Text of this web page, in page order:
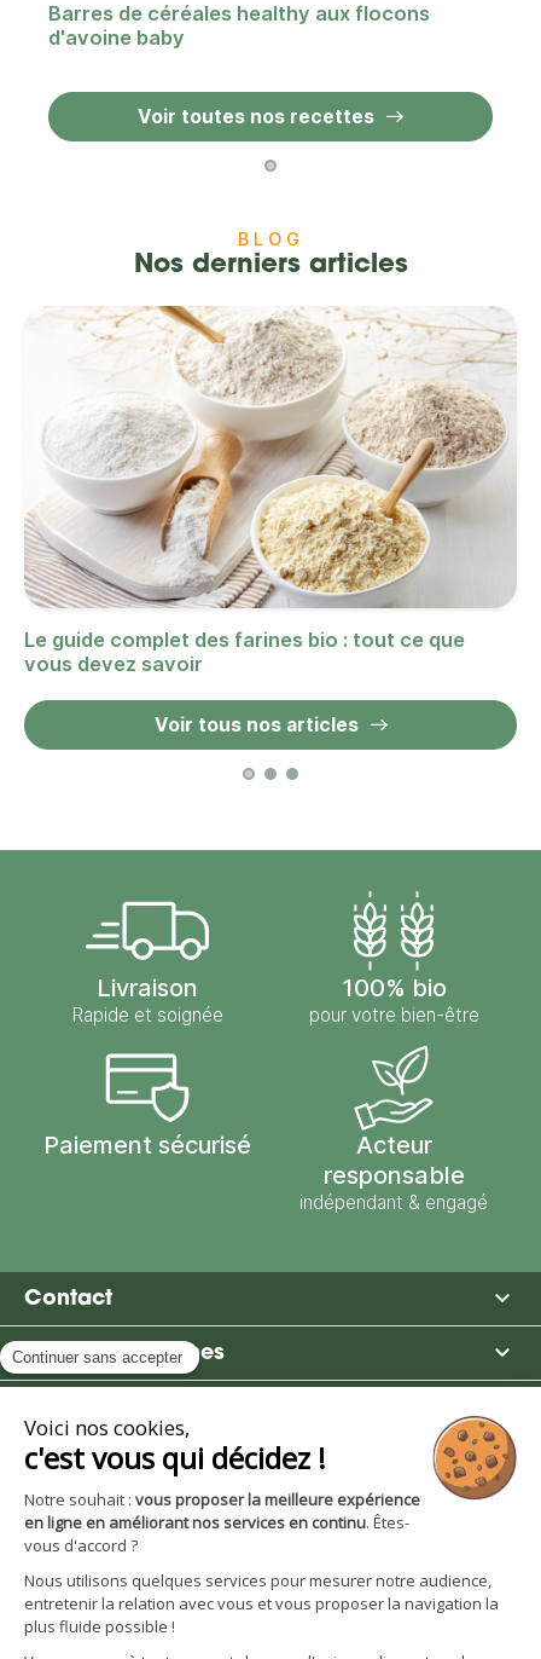
Barres de céréales healthy aux flocons
d'avoine baby
Voir toutes nos recettes
BLOG
Nos derniers articles
Le guide complet des farines bio : tout ce que
vous devez savoir
Voir tous nos articles
Livraison
Rapide et soignée
100% bio
pour votre bien-être
Paiement sécurisé
Acteur
responsable
indépendant & engagé
Contact 
Moulin des Moines 
Avantages et services 